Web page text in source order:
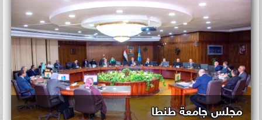
مجلس جامعة طنطا